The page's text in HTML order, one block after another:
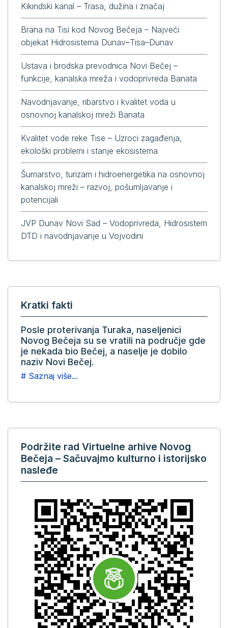
Kikindski kanal – Trasa, dužina i značaj
Brana na Tisi kod Novog Bečeja – Najveći
objekat Hidrosistema Dunav–Tisa–Dunav
Ustava i brodska prevodnica Novi Bečej –
funkcije, kanalska mreža i vodoprivreda Banata
Navodnjavanje, ribarstvo i kvalitet voda u
osnovnoj kanalskoj mreži Banata
Kvalitet vode reke Tise – Uzroci zagađenja,
ekološki problemi i stanje ekosistema
Šumarstvo, turizam i hidroenergetika na osnovnoj
kanalskoj mreži – razvoj, pošumljavanje i
potencijali
JVP Dunav Novi Sad – Vodoprivreda, Hidrosistem
DTD i navodnjavanje u Vojvodini
Kratki fakti
Posle proterivanja Turaka, naseljenici
Novog Bečeja su se vratili na područje gde
je nekada bio Bečej, a naselje je dobilo
naziv Novi Bečej.
# Saznaj više...
Podržite rad Virtuelne arhive Novog
Bečeja – Sačuvajmo kulturno i istorijsko
nasleđe